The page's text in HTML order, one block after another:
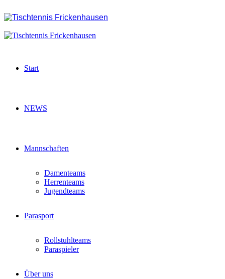
Start
NEWS
Mannschaften
Damenteams
Herrenteams
Jugendteams
Parasport
Rollstuhlteams
Paraspieler
Über uns